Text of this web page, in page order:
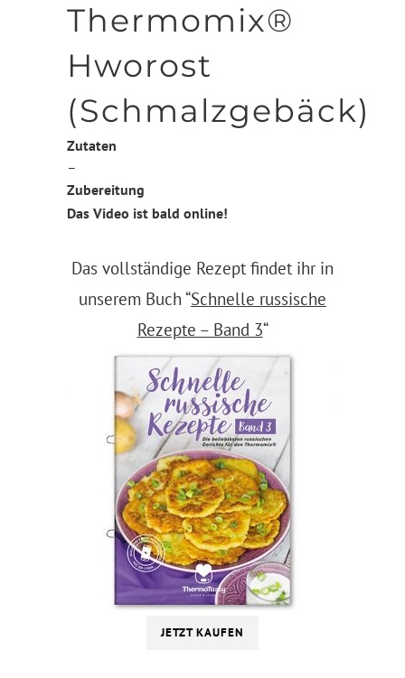
Thermomix®
Hworost
(Schmalzgebäck)
Zutaten
–
Zubereitung
Das Video ist bald online!
Das vollständige Rezept findet ihr in
unserem Buch “Schnelle russische
Rezepte – Band 3“
JETZT KAUFEN